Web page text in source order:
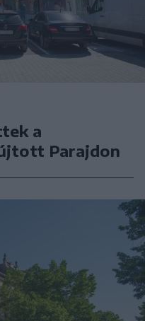
a
Parajdon